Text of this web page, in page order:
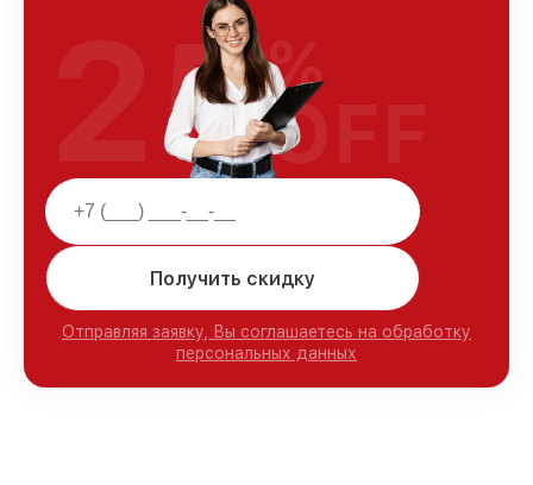
Получить скидку
Отправляя заявку, Вы соглашаетесь на обработку
персональных данных
25%
OFF